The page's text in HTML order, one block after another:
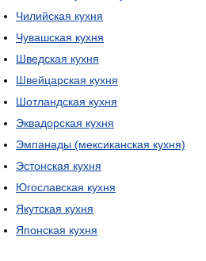
Чилийская кухня
Чувашская кухня
Шведская кухня
Швейцарская кухня
Шотландская кухня
Эквадорская кухня
Эмпанады (мексиканская кухня)
Эстонская кухня
Югославская кухня
Якутская кухня
Японская кухня